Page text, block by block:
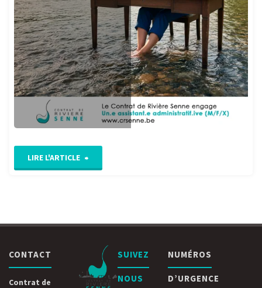
RIPARIAS"
LIRE L'ARTICLE
Senne
engage!"
CONTACT
Contrat de
SUIVEZ
NOUS
NUMÉROS
D’URGENCE